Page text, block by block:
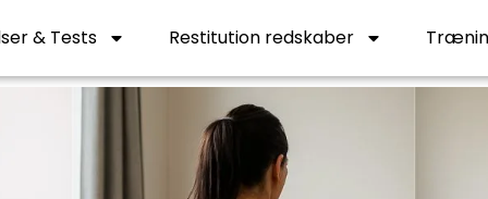
& Tests Restitution redskaber